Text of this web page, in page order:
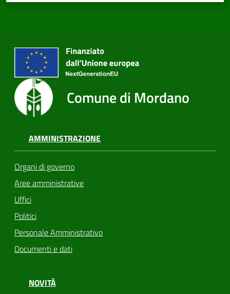
Comune di Mordano
AMMINISTRAZIONE
Organi di governo
Aree amministrative
Uffici
Politici
Personale Amministrativo
Documenti e dati
NOVITÀ